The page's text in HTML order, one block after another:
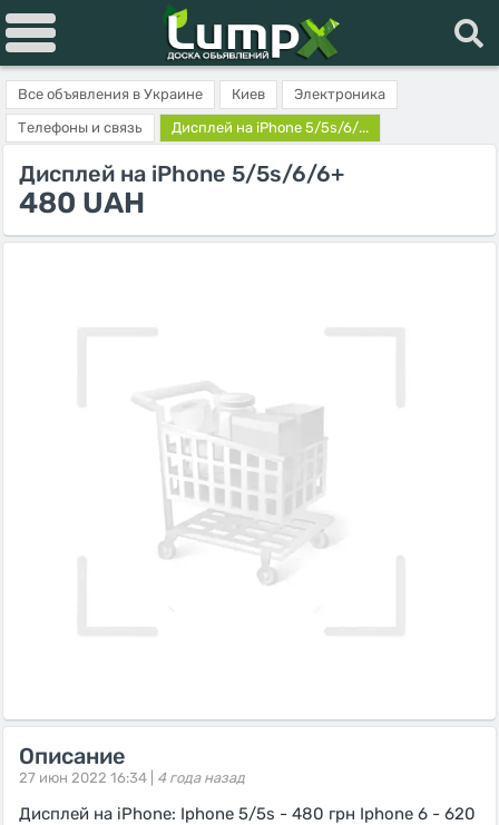
Все объявления в Украине Киев
Электроника
Телефоны и связь
Дисплей на iPhone 5/5s/6/...
Дисплей на iPhone 5/5s/6/6+
480 UAH
Описание
27 июн 2022 16:34 | 4 года назад
Дисплей на iPhone: Iphone 5/5s - 480 грн Iphone 6 - 620